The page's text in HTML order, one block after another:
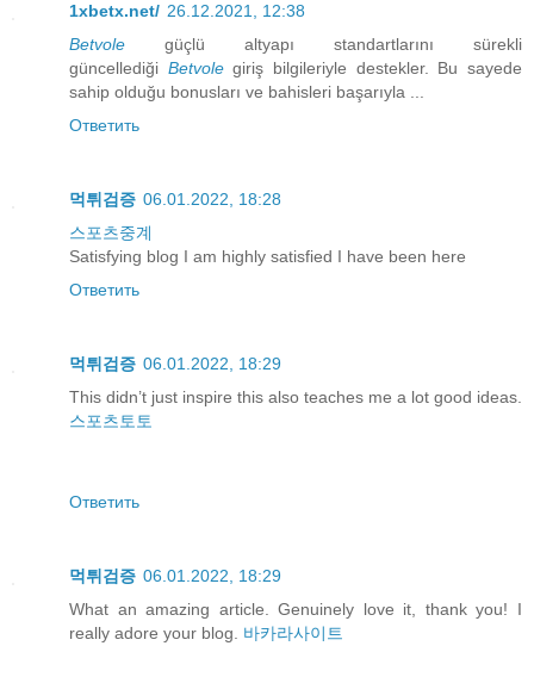
1xbetx.net/ 26.12.2021, 12:38
Betvole
güçlü altyapı standartlarını sürekli
güncellediği Betvolegiriş bilgileriyle destekler. Bu sayede
sahip olduğu bonusları ve bahisleri başarıyla ...
Ответить
먹튀검증 06.01.2022, 18:28
스포츠중계
Satisfying blog I am highly satisfied I have been here
Ответить
먹튀검증 06.01.2022, 18:29
This didn’t just inspire this also teaches me a lot good ideas.
스포츠토토
Ответить
먹튀검증 06.01.2022, 18:29
What an amazing article. Genuinely love it, thank you! I
really adore your blog. 바카라사이트